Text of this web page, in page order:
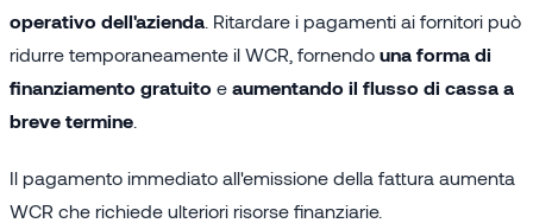
operativo dell'azienda . Ritardare i pagamenti ai fornitori può
ridurre temporaneamente il WCR, fornendo una forma di
finanziamento gratuito e aumentando il flusso di cassa a
breve termine
Il pagamento immediato all'emissione della fattura aumenta
WCR che richiede ulteriori risorse finanziarie.